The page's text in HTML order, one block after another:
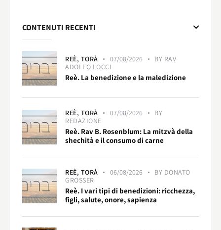
CONTENUTI RECENTI
REÈ, TORÀ 07/08/2026 BY RAV
ADOLFO LOCCI
Reè. La benedizione e la maledizione
REÈ, TORÀ 07/08/2026
BY
REDAZIONE
Reè. Rav B. Rosenblum: La mitzvà della
shechità e il consumo di carne
REÈ, TORÀ 06/08/2026 BY DONATO
GROSSER
Reè. I vari tipi di benedizioni: ricchezza,
figli, salute, onore, sapienza